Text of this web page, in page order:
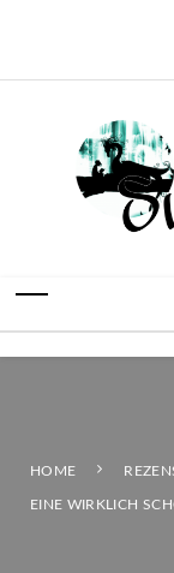
HOME
EINE WIRKLICH